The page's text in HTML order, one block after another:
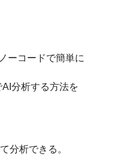
ーコードで簡単に
分析する方法を
分析できる。